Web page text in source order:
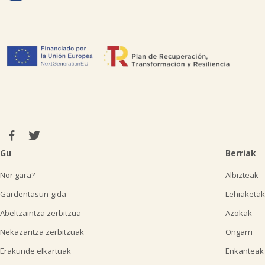
Gu
Nor gara?
Gardentasun-gida
Abeltzaintza zerbitzua
Nekazaritza zerbitzuak
Erakunde elkartuak
Berriak
Albizteak
Lehiaketak
Azokak
Ongarri
Enkanteak